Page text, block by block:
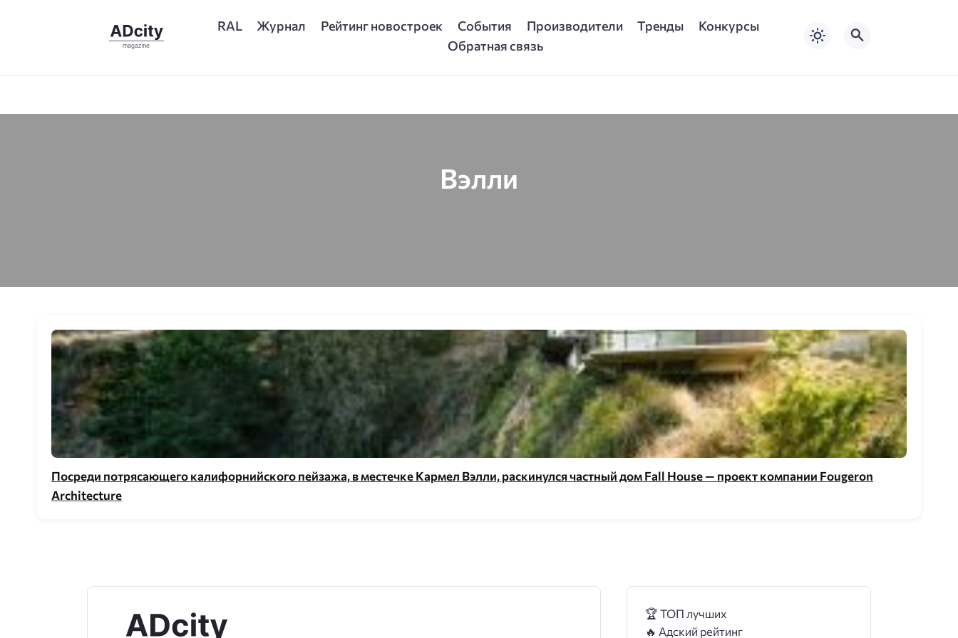
RAL Журнал Рейтинг новостроек События Производители Тренды
Конкурсы
Обратная связь
Вэлли
Посреди потрясающего калифорнийского пейзажа, в местечке Кармел Вэлли, раскинулся частный дом Fall House — проект компании Fougeron
Architecture
🏆 ТОП лучших
🔥 Адский рейтинг